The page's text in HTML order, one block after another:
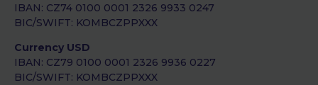
IBAN: CZ74 0100 0001 2326 9933 0247
BIC/SWIFT: KOMBCZPPXXX
Currency USD
IBAN: CZ79 0100 0001 2326 9936 0227
BIC/SWIFT: KOMBCZPPXXX